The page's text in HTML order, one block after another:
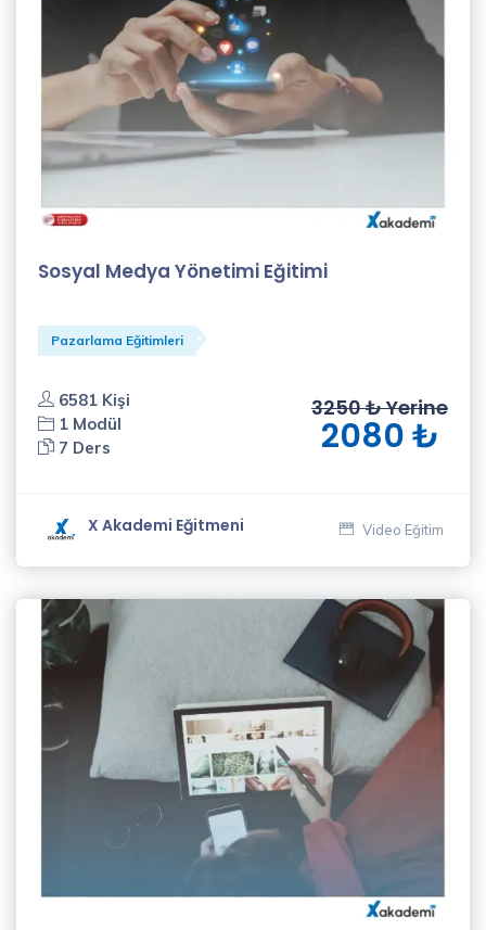
Sosyal Medya Yönetimi Eğitimi
Pazarlama Eğitimleri
6581 Kişi
1 Modül
7 Ders
3250 ₺ Yerine
2080 ₺
X Akademi Eğitmeni Video Eğitim